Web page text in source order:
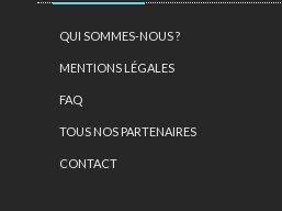
QUI SOMMES-NOUS ?
MENTIONS LÉGALES
FAQ
TOUS NOS PARTENAIRES
CONTACT